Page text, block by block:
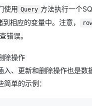
使用 Query 方法执行一个
相应的变量中。注意，
错误。
除操作
入、更新和删除操作也是数
单的示例：